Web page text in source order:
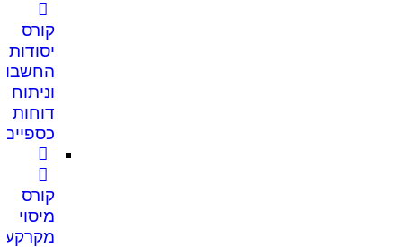
קורס
יסודות
וניתוח
דוחות
כספיים
קורס
מיסוי